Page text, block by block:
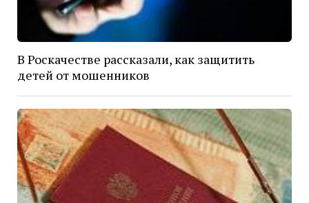
В Роскачестве рассказали, как защитить
детей от мошенников